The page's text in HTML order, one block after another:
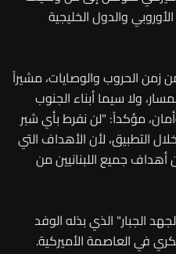
والدول الخليجية
زمن الحروب والوصايات، مشيراً
ولا سيما أبناء الجنوب
مؤكداً: "لن نفرط بأي شبر
التطبيق، لأن الأهداف التي
جميع اللبنانيين من
الجبار" الذي بذله الوفد
في العاصمة الأميركية.